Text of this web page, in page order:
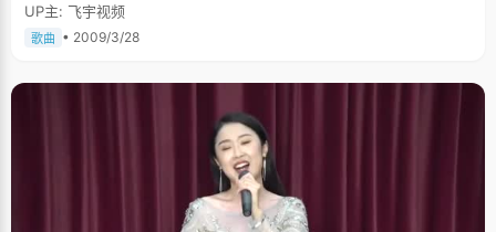
UP主: 飞宇视频
歌曲 • 2009/3/28